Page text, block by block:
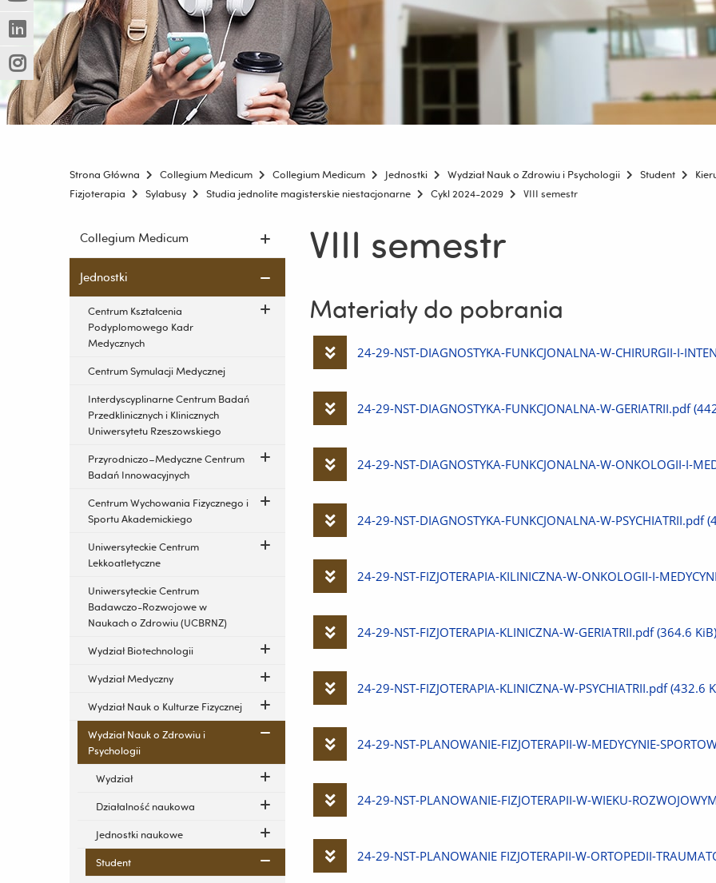
innej
strony)
okno)
do
innej
strony)
(Nowe
okno)
(Link
do
innej
strony)
(Nowe
okno)
(Link
do
innej
strony)
Strona Główna Collegium Medicum Collegium Medicum Jednostki Wydział Nauk o Zdrowiu i Psychologii Student
Fizjoterapia
Sylabusy Studia jednolite magisterskie niestacjonarne Cykl 2024-2029 VIII semestr
Pomiń
i
przejdź
do
treści
Collegium Medicum
Jednostki
Centrum Kształcenia
Podyplomowego Kadr
Medycznych
Centrum Symulacji Medycznej
Interdyscyplinarne Centrum Badań
Przedklinicznych i Klinicznych
Uniwersytetu Rzeszowskiego
Przyrodniczo–Medyczne Centrum
Badań Innowacyjnych
Centrum Wychowania Fizycznego i
Sportu Akademickiego
Uniwersyteckie Centrum
Lekkoatletyczne
Uniwersyteckie Centrum
Badawczo-Rozwojowe w
Naukach o Zdrowiu (UCBRNZ)
Wydział Biotechnologii
Wydział Medyczny
Wydział Nauk o Kulturze Fizycznej
Wydział Nauk o Zdrowiu i
Psychologii
Wydział
Działalność naukowa
Jednostki naukowe
Student
VIII semestr
Materiały do pobrania
Pobierz
24-29-NST-DIAGNOSTYKA-FUNKCJONALNA-W-CHIRURGII-I-
Pobierz
24-29-NST-DIAGNOSTYKA-FUNKCJONALNA-W-GERIATRII.pdf
Pobierz
24-29-NST-DIAGNOSTYKA-FUNKCJONALNA-W-ONKOLOGII-I-
Pobierz
24-29-NST-DIAGNOSTYKA-FUNKCJONALNA-W-PSYCHIATRII.pdf
Pobierz
24-29-NST-FIZJOTERAPIA-KILINICZNA-W-ONKOLOGII-I-
Pobierz
24-29-NST-FIZJOTERAPIA-KLINICZNA-W-GERIATRII.pdf (364.6 KiB)
Pobierz
24-29-NST-FIZJOTERAPIA-KLINICZNA-W-PSYCHIATRII.pdf (432.6
Pobierz
24-29-NST-PLANOWANIE-FIZJOTERAPII-W-MEDYCYNIE-
Pobierz
24-29-NST-PLANOWANIE-FIZJOTERAPII-W-WIEKU-
Pobierz
24-29-NST-PLANOWANIE FIZJOTERAPII-W-ORTOPEDII-